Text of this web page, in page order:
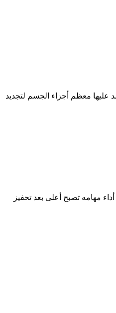
عليها معظم أجزاء الجسم لتجديد
مهامه تصبح أعلى بعد تحفيز